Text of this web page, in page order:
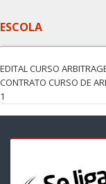
ESCOLA
EDITAL CURSO
CONTRATO CURSO DE
1